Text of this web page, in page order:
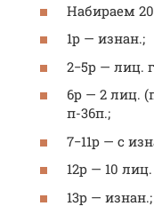
Набираем
1р — изнан.;
2−5р — лиц.
6р — 2 лиц.
п-36п.;
7−11р — с
12р — 10
13р — изнан.;